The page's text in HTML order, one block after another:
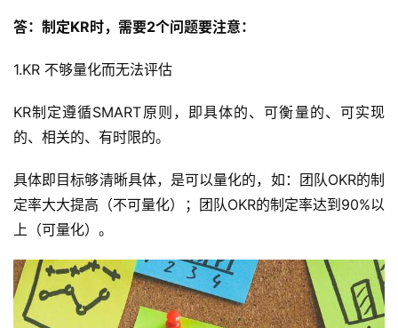
答：制定KR时，需要2个问题要注意：
1.KR 不够量化而无法评估
KR制定遵循SMART原则，即具体的、可衡量的、可实现
的、相关的、有时限的。
具体即目标够清晰具体，是可以量化的，如：团队OKR的制
定率大大提高（不可量化）；团队OKR的制定率达到90%以
上（可量化）。